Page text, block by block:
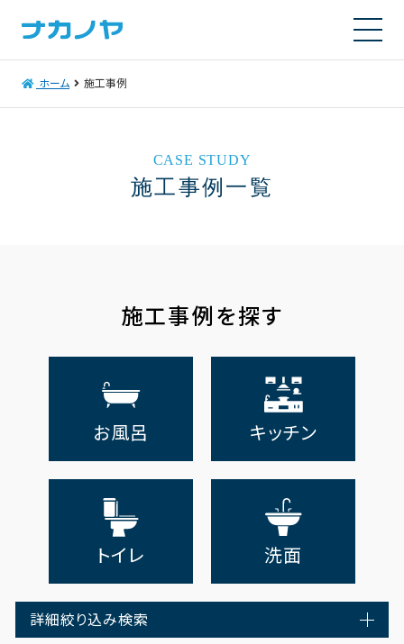
ホーム 施工事例
CASE STUDY
施工事例一覧
施工事例を探す
お風呂 キッチン
トイレ 洗面
詳細絞り込み検索